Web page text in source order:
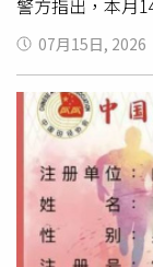
警方指出，本月
民路的音樂教室
刀、上半身重創
死者為林男妹婿
權問題爆發激烈
清。警方獲報趕
方包圍仍拒絕棄
樂教室內仍有6
嫌刀口下，且死
斷下令用槍，
07月15日, 2026